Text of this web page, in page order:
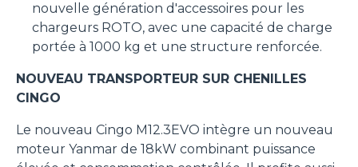
nouvelle génération d'accessoires pour les
chargeurs ROTO, avec une capacité de charge
portée à 1000 kg et une structure renforcée.
NOUVEAU TRANSPORTEUR SUR CHENILLES
CINGO
Le nouveau Cingo M12.3EVO intègre un nouveau
moteur Yanmar de 18kW combinant puissance